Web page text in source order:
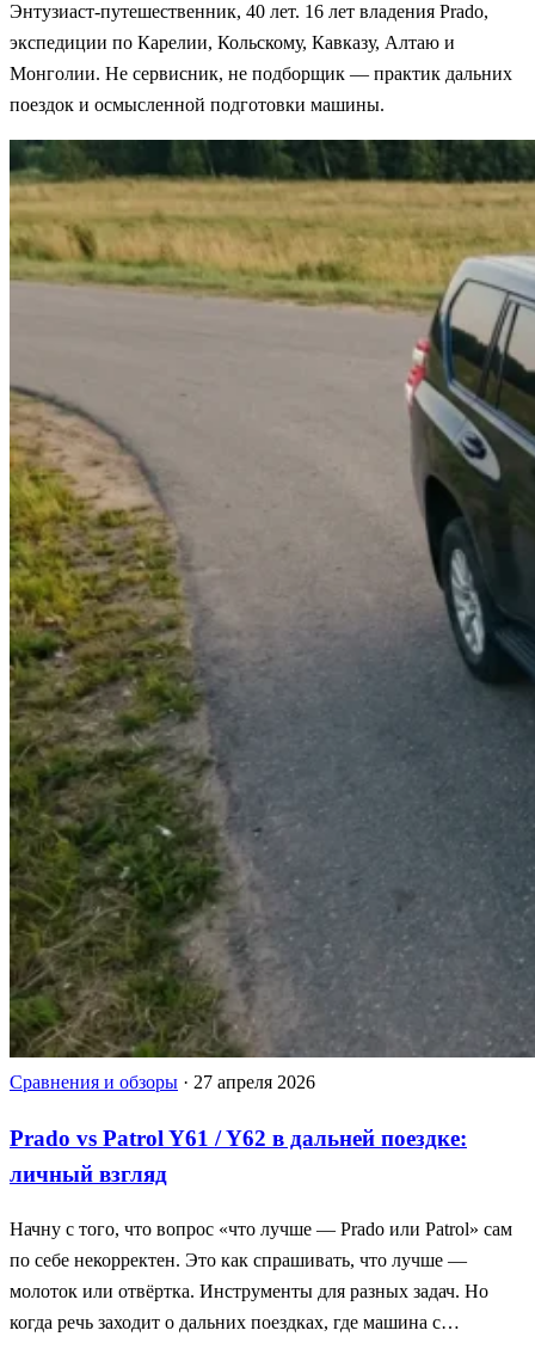
Энтузиаст-путешественник, 40 лет. 16 лет владения Prado,
экспедиции по Карелии, Кольскому, Кавказу, Алтаю и
Монголии. Не сервисник, не подборщик — практик дальних
поездок и осмысленной подготовки машины.
Сравнения и обзоры · 27 апреля 2026
Prado vs Patrol Y61 / Y62 в дальней поездке:
личный взгляд
Начну с того, что вопрос «что лучше — Prado или Patrol» сам
по себе некорректен. Это как спрашивать, что лучше —
молоток или отвёртка. Инструменты для разных задач. Но
когда речь заходит о дальних поездках, где машина с…